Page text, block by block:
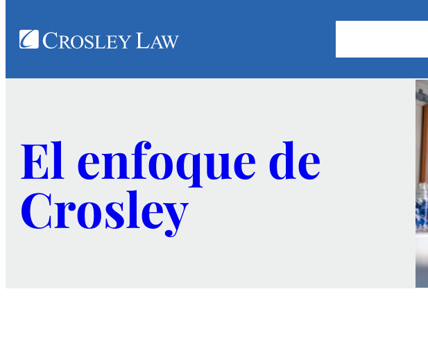
El enfoque de
Crosley